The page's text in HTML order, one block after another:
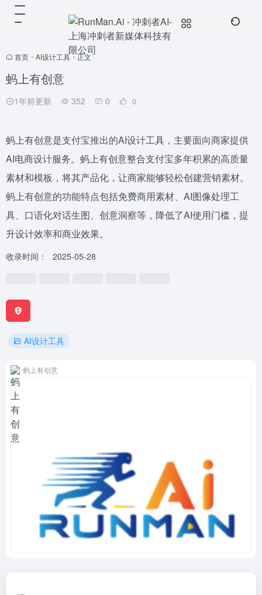
首页 • AI设计工具 • 正文
蚂上有创意
1年前更新 352 0 0
蚂上有创意是支付宝推出的AI设计工具，主要面向商家提供
AI电商设计服务。蚂上有创意整合支付宝多年积累的高质量
素材和模板，将其产品化，让商家能够轻松创建营销素材。
蚂上有创意的功能特点包括免费商用素材、AI图像处理工
具、口语化对话生图、创意洞察等，降低了AI使用门槛，提
升设计效率和商业效果。
收录时间： 2025-05-28
AI设计工具
蚂上有创意